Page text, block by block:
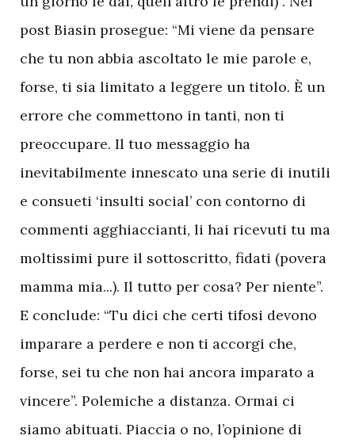
post Biasin prosegue: “Mi viene da pensare
che tu non abbia ascoltato le mie parole e,
forse, ti sia limitato a leggere un titolo. È un
errore che commettono in tanti, non ti
preoccupare. Il tuo messaggio ha
inevitabilmente innescato una serie di inutili
e consueti ‘insulti social’ con contorno di
commenti agghiaccianti, li hai ricevuti tu ma
moltissimi pure il sottoscritto, fidati (povera
mamma mia...). Il tutto per cosa? Per niente”.
E conclude: “Tu dici che certi tifosi devono
imparare a perdere e non ti accorgi che,
forse, sei tu che non hai ancora imparato a
vincere”. Polemiche a distanza. Ormai ci
siamo abituati. Piaccia o no, l’opinione di